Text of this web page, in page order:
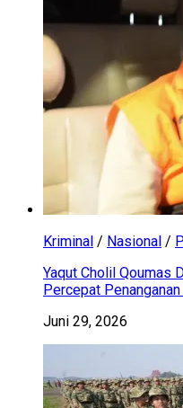
Kriminal / Nasional /
Yaqut Cholil Qoumas
Percepat
Juni 29, 2026